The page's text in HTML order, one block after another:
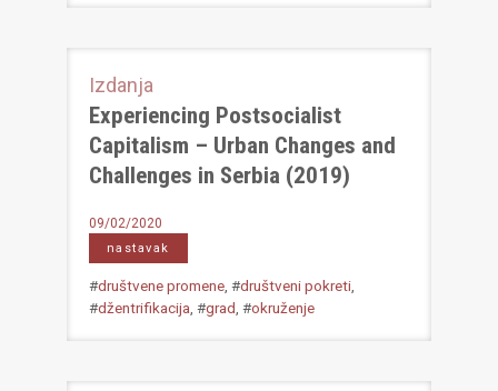
Izdanja
Experiencing Postsocialist
Capitalism – Urban Changes and
Challenges in Serbia (2019)
09/02/2020
nastavak
#društvene promene, #društveni pokreti,
#džentrifikacija , #grad , #okruženje